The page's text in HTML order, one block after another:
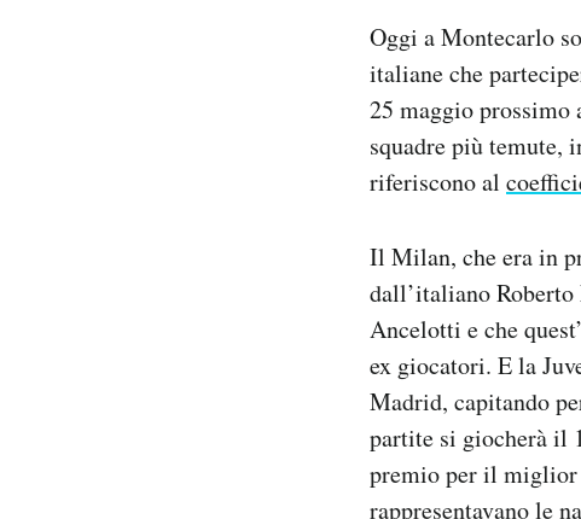
Oggi a Montecarlo
italiane che
25 maggio
squadre più temute,
riferiscono al
Il Milan, che era in
dall’italiano
Ancelotti e che
ex giocatori. E la
Madrid, capitando
partite si giocherà il
premio per il miglior
rappresentavano le